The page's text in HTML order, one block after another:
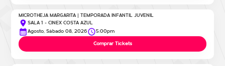
MICROTHEJA MARGARITA | TEMPORADA INFANTIL JUVENIL
SALA 1 - CINEX COSTA AZUL
Agosto, Sábado 08, 2026
5:00pm
Comprar Tickets